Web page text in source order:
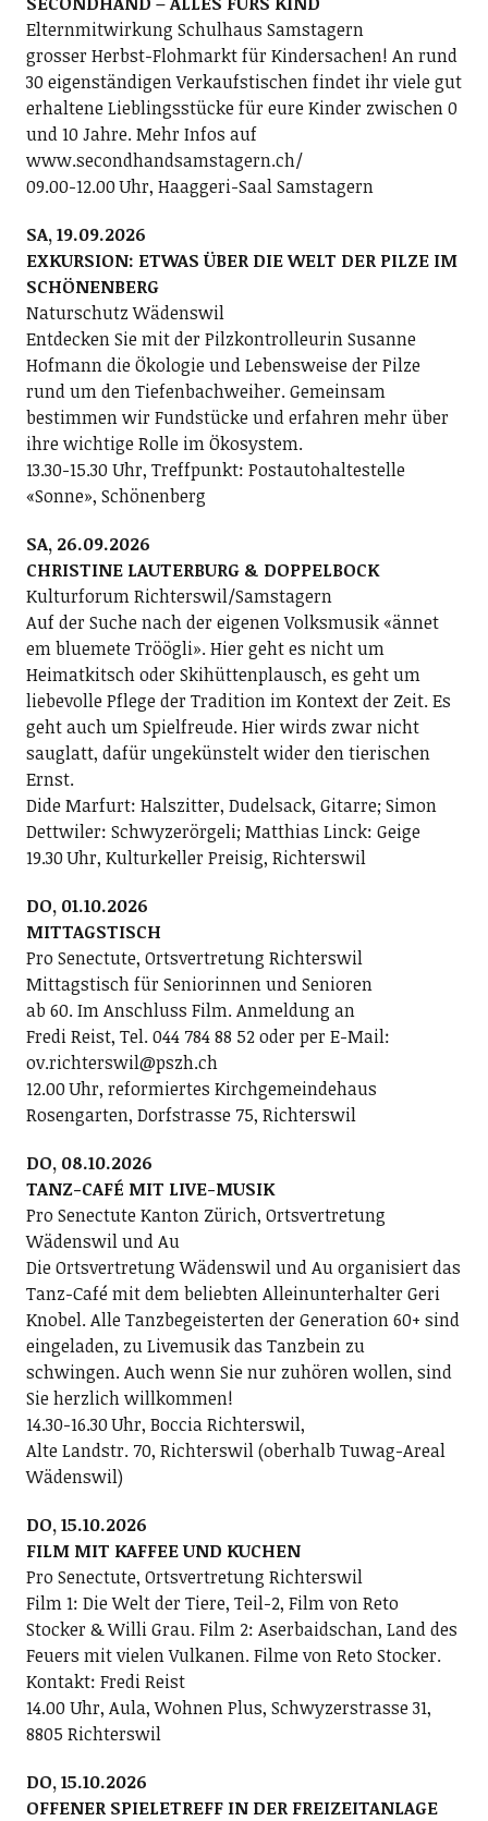
Elternmitwirkung Schulhaus Samstagern
grosser Herbst-Flohmarkt für Kindersachen! An rund
30 eigenständigen Verkaufstischen findet ihr viele gut
erhaltene Lieblingsstücke für eure Kinder zwischen 0
und 10 Jahre. Mehr Infos auf
www.secondhandsamstagern.ch/
09.00-12.00 Uhr, Haaggeri-Saal Samstagern
SA, 19.09.2026
EXKURSION: ETWAS ÜBER DIE WELT DER PILZE IM
SCHÖNENBERG
Naturschutz Wädenswil
Entdecken Sie mit der Pilzkontrolleurin Susanne
Hofmann die Ökologie und Lebensweise der Pilze
rund um den Tiefenbachweiher. Gemeinsam
bestimmen wir Fundstücke und erfahren mehr über
ihre wichtige Rolle im Ökosystem.
13.30-15.30 Uhr, Treffpunkt: Postautohaltestelle
«Sonne», Schönenberg
SA, 26.09.2026
CHRISTINE LAUTERBURG & DOPPELBOCK
Kulturforum Richterswil/Samstagern
Auf der Suche nach der eigenen Volksmusik «ännet
em bluemete Tröögli». Hier geht es nicht um
Heimatkitsch oder Skihüttenplausch, es geht um
liebevolle Pflege der Tradition im Kontext der Zeit. Es
geht auch um Spielfreude. Hier wirds zwar nicht
sauglatt, dafür ungekünstelt wider den tierischen
Ernst.
Dide Marfurt: Halszitter, Dudelsack, Gitarre; ­Simon
Dettwiler: Schwyzerörgeli; Matthias Linck: Geige
19.30 Uhr, Kulturkeller Preisig, Richterswil
DO, 01.10.2026
MITTAGSTISCH
Pro Senectute, Ortsvertretung Richterswil
Mittagstisch für Seniorinnen und Senioren
ab 60. Im Anschluss Film. Anmeldung an
Fredi Reist, Tel. 044 784 88 52 oder per E-Mail:
ov.richterswil@pszh.ch
12.00 Uhr, reformiertes Kirchgemeindehaus
Rosengarten, Dorfstrasse 75, Richterswil
DO, 08.10.2026
TANZ-CAFÉ MIT LIVE-MUSIK
Pro Senectute Kanton Zürich, Ortsvertretung
Wädenswil und Au
Die Ortsvertretung Wädenswil und Au organisiert das
Tanz-Café mit dem beliebten Alleinunterhalter Geri
Knobel. Alle Tanzbegeisterten der Generation 60+ sind
eingeladen, zu Livemusik das Tanzbein zu
schwingen. Auch wenn Sie nur zuhören wollen, sind
Sie herzlich willkommen!
14.30-16.30 Uhr, Boccia Richterswil,
Alte Landstr. 70, Richterswil (oberhalb Tuwag-Areal
Wädenswil)
DO, 15.10.2026
FILM MIT KAFFEE UND KUCHEN
Pro Senectute, Ortsvertretung Richterswil
Film 1: Die Welt der Tiere, Teil-2, Film von Reto
Stocker & Willi Grau. Film 2: Aserbaidschan, Land des
Feuers mit vielen Vulkanen. Filme von Reto Stocker.
Kontakt: Fredi Reist
14.00 Uhr, Aula, Wohnen Plus, Schwyzerstrasse 31,
8805 Richterswil
DO, 15.10.2026
OFFENER SPIELETREFF IN DER FREIZEITANLAGE